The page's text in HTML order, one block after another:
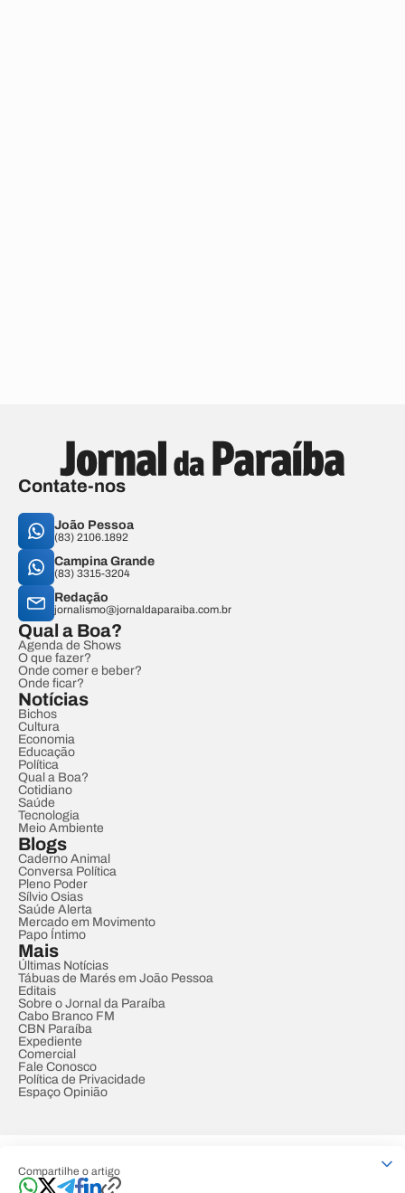
Compartilhe o artigo
Contate-nos
João Pessoa
(83) 2106.1892
Campina Grande
(83) 3315-3204
Redação
jornalismo@jornaldaparaiba.com.br
Qual a Boa?
Agenda de Shows
O que fazer?
Onde comer e beber?
Onde ficar?
Notícias
Bichos
Cultura
Economia
Educação
Política
Qual a Boa?
Cotidiano
Saúde
Tecnologia
Meio Ambiente
Blogs
Caderno Animal
Conversa Política
Pleno Poder
Sílvio Osias
Saúde Alerta
Mercado em Movimento
Papo Íntimo
Mais
Últimas Notícias
Tábuas de Marés em João Pessoa
Editais
Sobre o Jornal da Paraíba
Cabo Branco FM
CBN Paraíba
Expediente
Comercial
Fale Conosco
Política de Privacidade
Espaço Opinião